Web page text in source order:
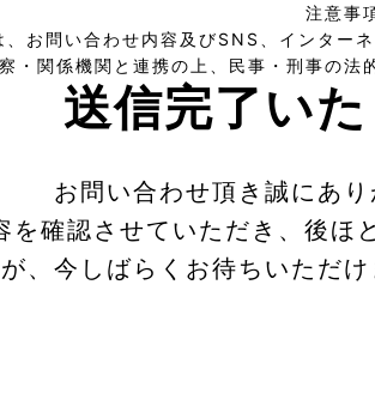
注意事
、お問い合わせ内容及びSNS、インター
・関係機関と連携の上、民事・刑事の法
送信完了いた
お問い合わせ頂き誠にあり
を確認させていただき、後ほ
、今しばらくお待ちいただ